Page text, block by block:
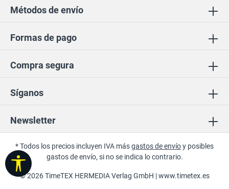
Síganos
Compra segura
Newsletter
Formas de pago
Métodos de envío
© 2026 TimeTEX HERMEDIA Verlag GmbH |www.timetex.es
* Todos los precios incluyen IVA másgastos de envíoy posibles
gastos de envío, si no se indica lo contrario.
Mostrar barra de herramientas